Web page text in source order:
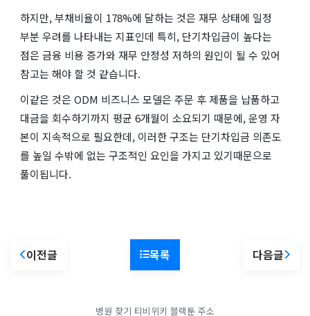
하지만, 부채비율이 178%에 달하는 것은 재무 상태에 일정
부분 우려를 나타내는 지표인데 특히, 단기차입금이 높다는
점은 금융 비용 증가와 재무 안정성 저하의 원인이 될 수 있어
참고는 해야 할 것 같습니다.
이같은 것은 ODM 비즈니스 모델은 주문 후 제품을 납품하고
대금을 회수하기까지 평균 6개월이 소요되기 때문에, 운영 자
본이 지속적으로 필요한데, 이러한 구조는 단기차입금 의존도
를 높일 수밖에 없는 구조적인 요인을 가지고 있기때문으로
풀이됩니다.
이전글 목록 다음글
병원 찾기 티비위키 블랙툰 주소